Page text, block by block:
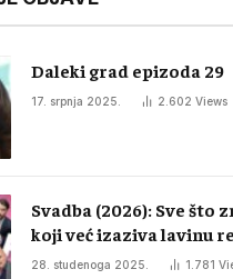
Daleki grad epizoda 29
17. srpnja 2025. 2.602 Views
Svadba (2026): Sve što
koji već izaziva lavinu
28. studenoga 2025. 1.781